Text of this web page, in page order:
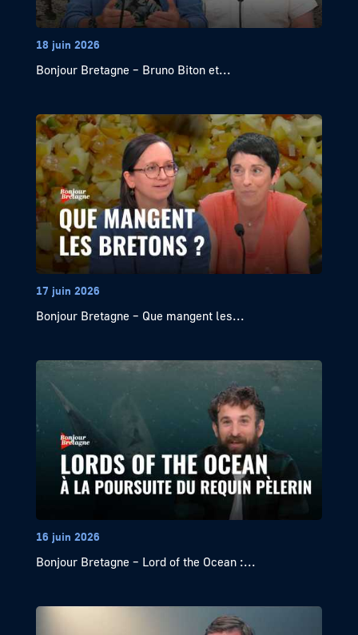
18 juin 2026
Bonjour Bretagne – Bruno Biton et...
17 juin 2026
Bonjour Bretagne – Que mangent les...
16 juin 2026
Bonjour Bretagne – Lord of the Ocean :...